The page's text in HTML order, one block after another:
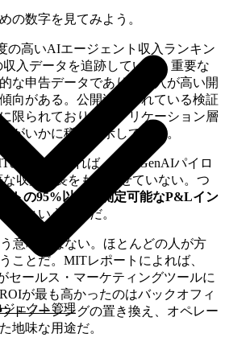
ジェクト管理
の数字を見てみよう。
の高いAIエージェント収入ランキン
収入データを追跡している。重要な
な申告データであり、収入が高い開
向がある。公開追跡されている検証
限られており、アプリケーション層
がいかに稀かを示している。
の調査によれば、企業GenAIパイロ
収益成長をもたらせていない。つ
トの95%以上が測定可能なP&Lイン
い
ということだ。
意味ではない。ほとんどの人が方
ことだ。MITレポートによれば、
セールス・マーケティングツールに
が最も高かったのはバックオフィ
トソーシングの置き換え、オペレー
地味な用途だ。